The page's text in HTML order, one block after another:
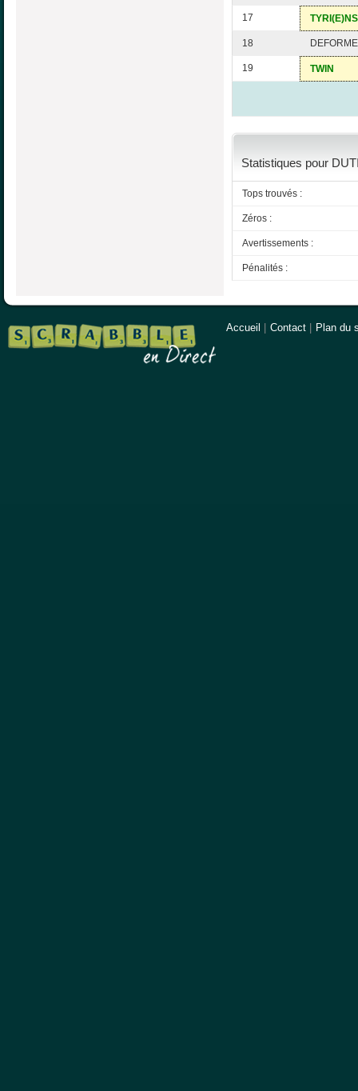
17 TYRI(E)NS
18
19 TWIN
Statistiques pour
Tops trouvés :
Zéros :
Avertissements :
Pénalités :
Accueil Contact Plan du